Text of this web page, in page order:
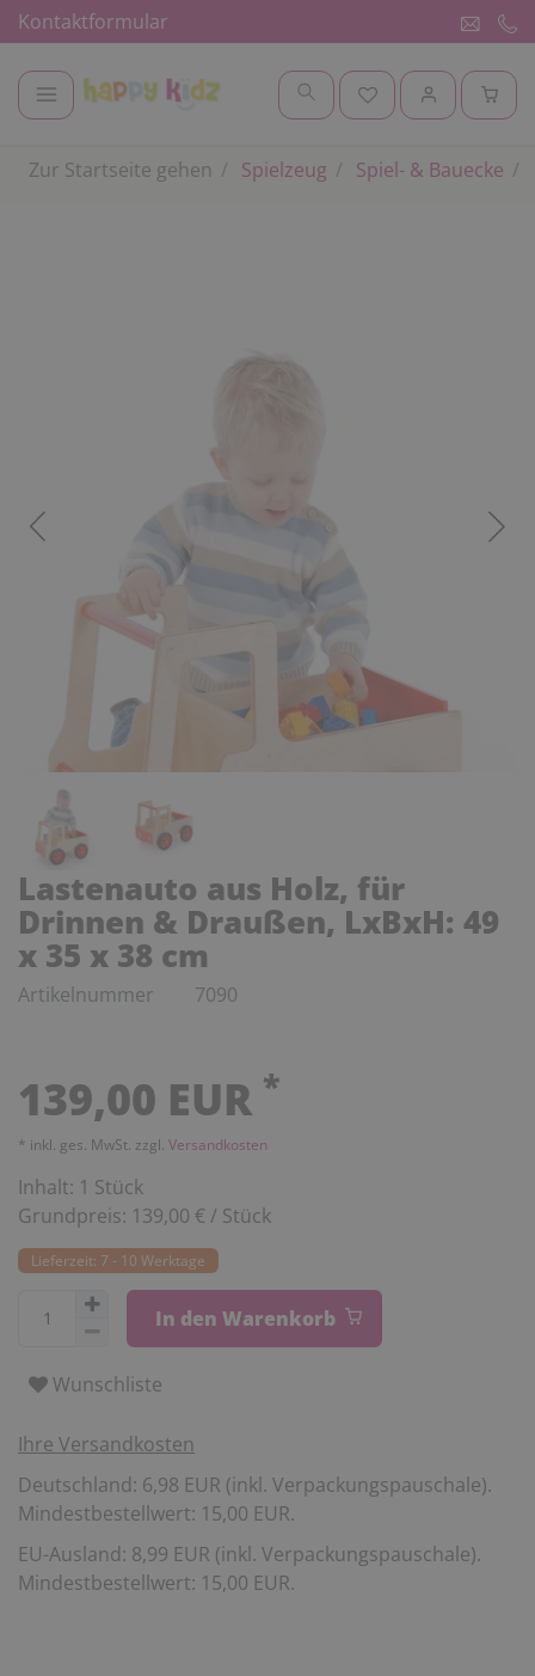
Kontaktformular
Zur Startseite gehen Spielzeug Spiel- & Bauecke
Lastenauto aus Holz, für
Drinnen & Draußen, LxBxH: 49
x 35 x 38 cm
Artikelnummer 7090
139,00 EUR *
* inkl. ges. MwSt. zzgl. Versandkosten
Inhalt: 1 Stück
Grundpreis: 139,00 € / Stück
Lieferzeit: 7 - 10 Werktage
In den Warenkorb
Wunschliste
Ihre Versandkosten
Deutschland: 6,98 EUR (inkl. Verpackungspauschale).
Mindestbestellwert: 15,00 EUR.
EU-Ausland: 8,99 EUR (inkl. Verpackungspauschale).
Mindestbestellwert: 15,00 EUR.